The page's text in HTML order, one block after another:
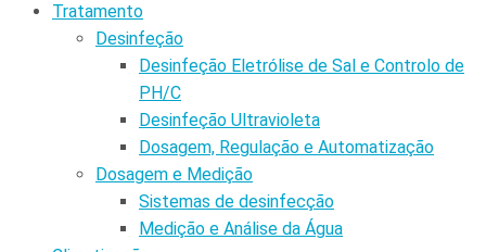
Tratamento
Desinfeção
Desinfeção Eletrólise de Sal e Controlo de
PH/C
Desinfeção Ultravioleta
Dosagem, Regulação e Automatização
Dosagem e Medição
Sistemas de desinfecção
Medição e Análise da Água